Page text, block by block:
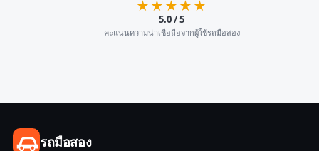
★★★★★
5.0 / 5
คะแนนความน่าเชื่อถือจากผู้ใช้รถมือสอง
รถมือสอง